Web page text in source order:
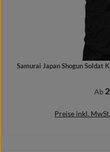
Samurai Japan Shogun Soldat
Ab
Preise inkl.